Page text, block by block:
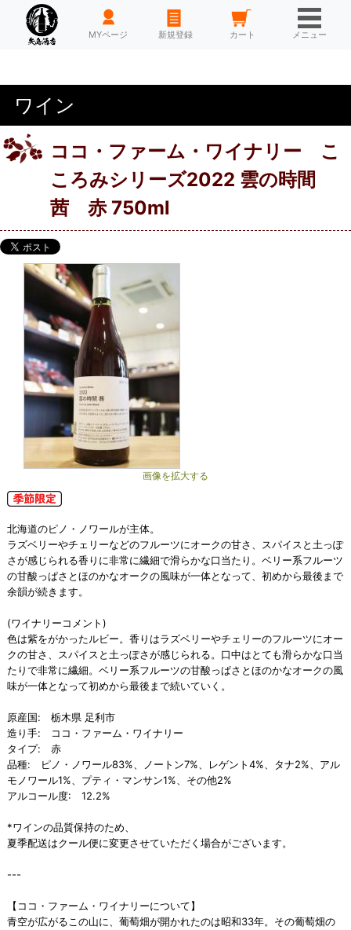
HOME MYページ 新規登録 カート メニュー
ワイン
ココ・ファーム・ワイナリー こ
ころみシリーズ2022 雲の時間
茜 赤 750ml
画像を拡大する
北海道のピノ・ノワールが主体。
ラズベリーやチェリーなどのフルーツにオークの甘さ、スパイスと土っぽ
さが感じられる香りに非常に繊細で滑らかな口当たり。ベリー系フルーツ
の甘酸っぱさとほのかなオークの風味が一体となって、初めから最後まで
余韻が続きます。
(ワイナリーコメント)
色は紫をがかったルビー。香りはラズベリーやチェリーのフルーツにオー
クの甘さ、スパイスと土っぽさが感じられる。口中はとても滑らかな口当
たりで非常に繊細。ベリー系フルーツの甘酸っぱさとほのかなオークの風
味が一体となって初めから最後まで続いていく。
原産国: 栃木県 足利市
造り手: ココ・ファーム・ワイナリー
タイプ: 赤
品種: ピノ・ノワール83%、ノートン7%、レゲント4%、タナ2%、アル
モノワール1%、プティ・マンサン1%、その他2%
アルコール度: 12.2%
*ワインの品質保持のため、
夏季配送はクール便に変更させていただく場合がございます。
---
【ココ・ファーム・ワイナリーについて】
青空が広がるこの山に、葡萄畑が開かれたのは昭和33年。その葡萄畑の